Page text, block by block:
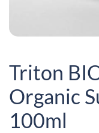
Triton
Organic
100ml